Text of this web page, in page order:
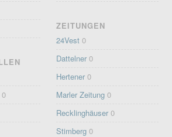
0
ZEITUNGEN
24Vest 0
Dattelner 0
Hertener 0
Marler Zeitung 0
Recklinghäuser 0
Stimberg 0